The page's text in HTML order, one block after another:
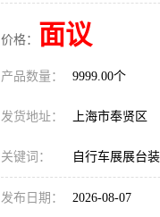
价格： 面议
产品数量： 9999.00个
发货地址： 上海市奉贤区
关键词： 自行车展展台
发布日期： 2026-08-07